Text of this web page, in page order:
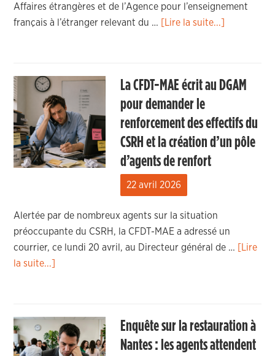
Affaires étrangères et de l’Agence pour l’enseignement
français à l’étranger relevant du …
[Lire la suite...]
La CFDT-MAE écrit au DGAM
pour demander le
renforcement des effectifs du
CSRH et la création d’un pôle
d’agents de renfort
22 avril 2026
Alertée par de nombreux agents sur la situation
préoccupante du CSRH, la CFDT-MAE a adressé un
courrier, ce lundi 20 avril, au Directeur général de …
[Lire
la suite...]
Enquête sur la restauration à
Nantes : les agents attendent